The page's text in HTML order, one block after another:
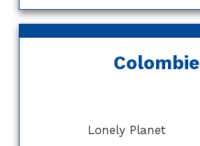
Colombie
Lonely Planet